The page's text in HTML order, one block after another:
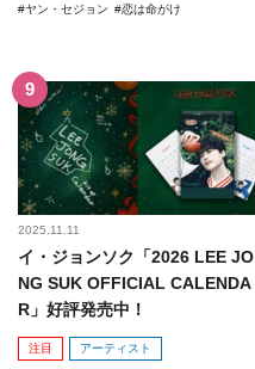
ヤン・セジョン
恋は命がけ
2025.11.11
イ・ジョンソク「2026 LEE JO
NG SUK OFFICIAL CALENDA
R」好評発売中！
注目 アーティスト